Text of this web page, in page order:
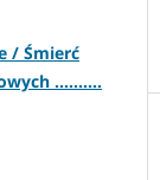
/ Śmierć
..........